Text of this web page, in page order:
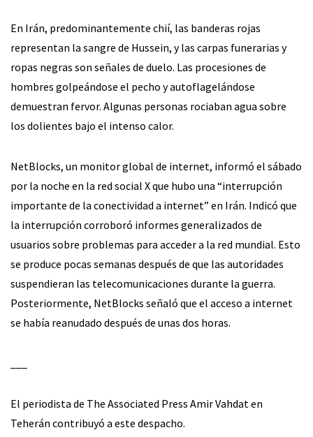
En Irán, predominantemente chií, las banderas rojas
representan la sangre de Hussein, y las carpas funerarias y
ropas negras son señales de duelo. Las procesiones de
hombres golpeándose el pecho y autoflagelándose
demuestran fervor. Algunas personas rociaban agua sobre
los dolientes bajo el intenso calor.
NetBlocks, un monitor global de internet, informó el sábado
por la noche en la red social X que hubo una “interrupción
importante de la conectividad a internet” en Irán. Indicó que
la interrupción corroboró informes generalizados de
usuarios sobre problemas para acceder a la red mundial. Esto
se produce pocas semanas después de que las autoridades
suspendieran las telecomunicaciones durante la guerra.
Posteriormente, NetBlocks señaló que el acceso a internet
se había reanudado después de unas dos horas.
El periodista de The Associated Press Amir Vahdat en
Teherán contribuyó a este despacho.